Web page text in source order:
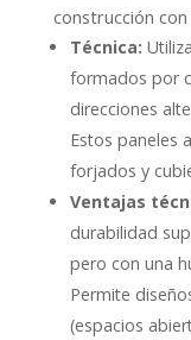
construcción
Técnica:
formados por
direcciones
Estos paneles
forjados y
Ventajas
durabilidad
pero con una
Permite
(espacios